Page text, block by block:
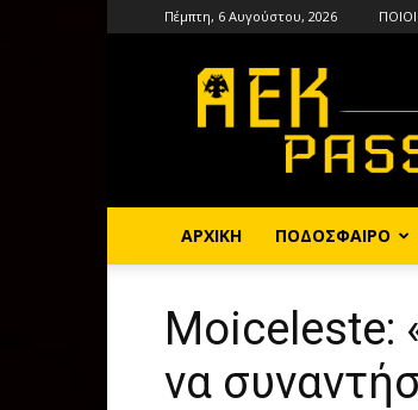
Πέμπτη, 6 Αυγούστου, 2026
ΑΡΧΙΚΗ ΠΟΔΟΣΦΑΙΡΟ
Moiceleste:
να